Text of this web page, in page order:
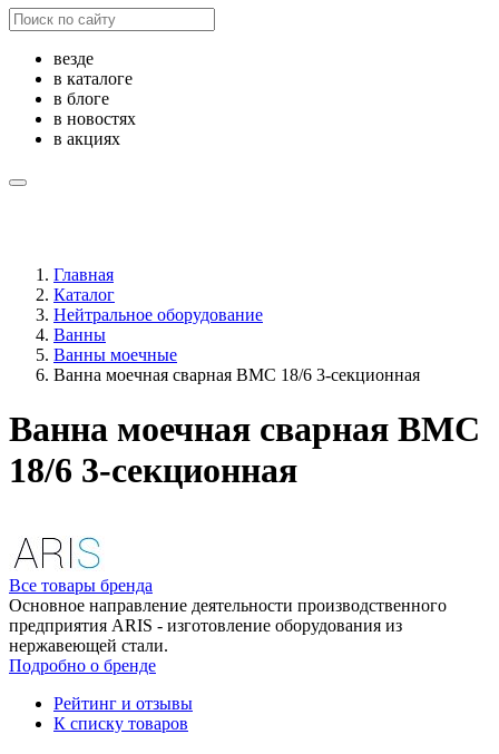
везде
в каталоге
в блоге
в новостях
в акциях
Главная
Каталог
Нейтральное оборудование
Ванны
Ванны моечные
Ванна моечная сварная ВМС 18/6 3-секционная
Ванна моечная сварная ВМС
18/6 3-секционная
Все товары бренда
Основное направление деятельности производственного
предприятия ARIS - изготовление оборудования из
нержавеющей стали.
Подробно о бренде
Рейтинг и отзывы
К списку товаров